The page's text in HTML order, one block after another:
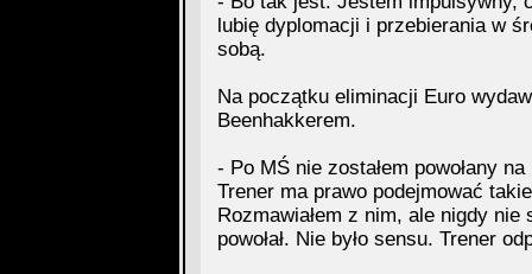
lubię dyplomacji i przebierania w
sobą.
Na początku eliminacji Euro
Beenhakkerem.
- Po MŚ nie zostałem powołany
Trener ma prawo podejmować
Rozmawiałem z nim, ale nigdy
powołał. Nie było sensu. Trener